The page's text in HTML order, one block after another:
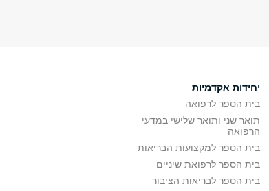
יחידות אקדמיות
בית הספר לרפואה
תואר שני ותואר שלישי במדעי
הרפואה
בית הספר למקצועות הבריאות
בית הספר לרפואת שיניים
בית הספר לבריאות הציבור